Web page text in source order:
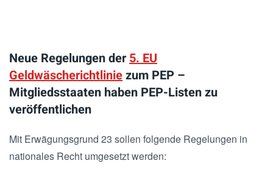
Neue Regelungen der5. EU
Geldwäscherichtliniezum PEP –
Mitgliedsstaaten haben PEP-Listen zu
veröffentlichen
Mit Erwägungsgrund 23 sollen folgende Regelungen in
nationales Recht umgesetzt werden: